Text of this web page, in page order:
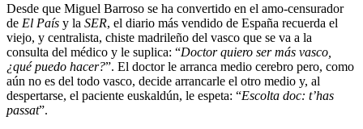
Desde que Miguel Barroso se ha convertido en el amo-censurador
de El País y la SER, el diario más vendido de España recuerda el
viejo, y centralista, chiste madrileño del vasco que se va a la
consulta del médico y le suplica: “Doctor quiero ser más vasco,
¿qué puedo hacer?”. El doctor le arranca medio cerebro pero, como
aún no es del todo vasco, decide arrancarle el otro medio y, al
despertarse, el paciente euskaldún, le espeta: “Escolta doc: t’has
passat”.